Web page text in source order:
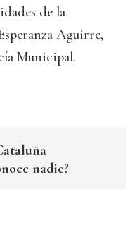
de la
Aguirre,
Municipal.
nadie?